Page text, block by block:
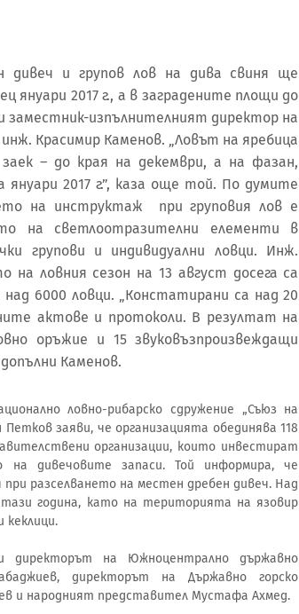
и групов лов на дива свиня ще
януари 2017 г., а в заградените площи до
заместник-изпълнителният директор на
Красимир Каменов. „Ловът на яребица
– до края на декември, а на фазан,
2017 г.”, каза още той. По думите
на инструктаж при груповия лов е
на светлоотразителни елементи в
групови и индивидуални ловци. Инж.
ловния сезон на 13 август досега са
6000 ловци. „Констатирани са над 20
актове и протоколи. В резултат на
оръжие и 15 звуковъзпроизвеждащи
Каменов.
ловно-рибарско сдружение „Съюз на
заяви, че организацията обединява 118
организации, които инвестират
на дивечовите запаси. Той информира, че
разселването на местен дребен дивеч. Над
година, като на територията на язовир
кеклици.
на Южноцентрално държавно
директорът на Държавно горско
и народният представител Мустафа Ахмед.